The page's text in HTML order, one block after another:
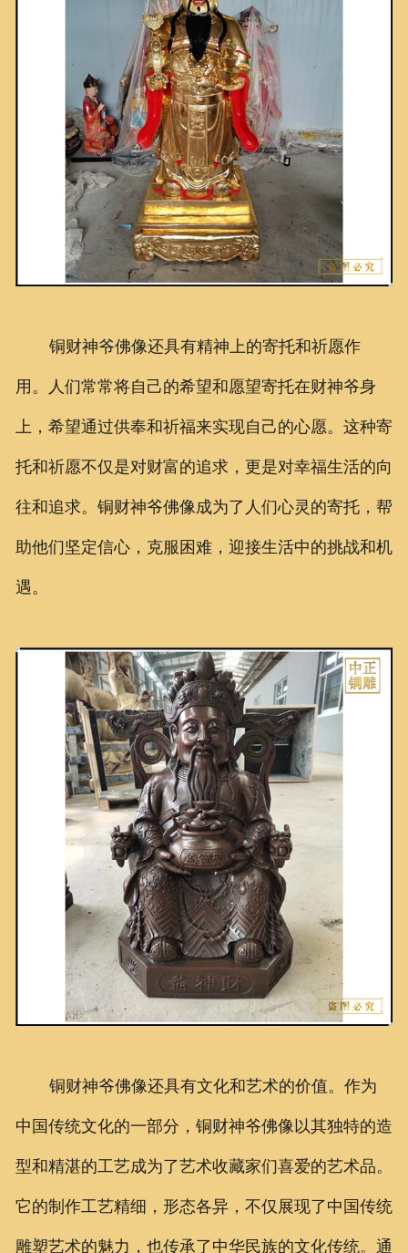
铜财神爷佛像还具有精神上的寄托和祈愿作
用。人们常常将自己的希望和愿望寄托在财神爷身
上，希望通过供奉和祈福来实现自己的心愿。这种寄
托和祈愿不仅是对财富的追求，更是对幸福生活的向
往和追求。铜财神爷佛像成为了人们心灵的寄托，帮
助他们坚定信心，克服困难，迎接生活中的挑战和机
遇。
铜财神爷佛像还具有文化和艺术的价值。作为
中国传统文化的一部分，铜财神爷佛像以其独特的造
型和精湛的工艺成为了艺术收藏家们喜爱的艺术品。
它的制作工艺精细，形态各异，不仅展现了中国传统
雕塑艺术的魅力，也传承了中华民族的文化传统。通